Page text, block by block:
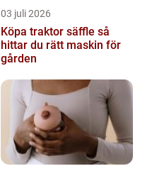
03 juli 2026
Köpa traktor säffle så
hittar du rätt maskin för
gården